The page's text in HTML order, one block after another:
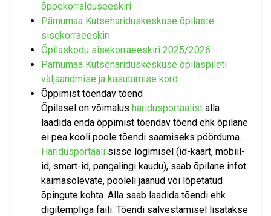
õppekorralduseeskiri
Pärnumaa Kutsehariduskeskuse õpilaste
sisekorraeeskiri
Õpilaskodu sisekorraeeskiri 2025/2026
Pärnumaa Kutsehariduskeskuse õpilaspileti
väljaandmise ja kasutamise kord
Õppimist tõendav tõend
Õpilasel on võimalus haridusportaalist alla
laadida enda õppimist tõendav tõend ehk õpilane
ei pea kooli poole tõendi saamiseks pöörduma.
Haridusportaali sisse logimisel (id-kaart, mobiil-
id, smart-id, pangalingi kaudu), saab õpilane infot
käimasolevate, pooleli jäänud või lõpetatud
õpingute kohta. Alla saab laadida tõendi ehk
digitempliga faili. Tõendi salvestamisel lisatakse